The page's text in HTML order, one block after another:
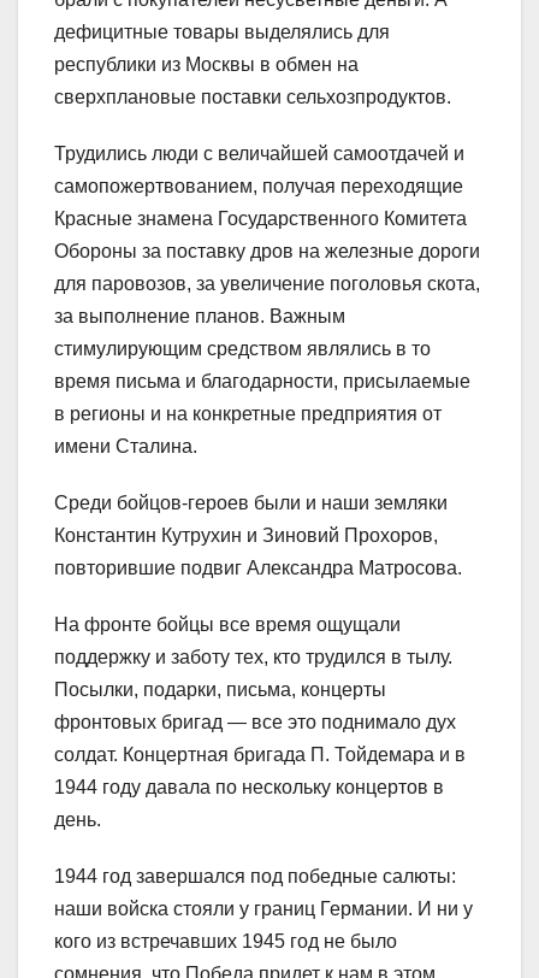
дефицитные товары выделялись для
республики из Москвы в обмен на
сверхплановые поставки сельхозпродуктов.
Трудились люди с величайшей самоотдачей и
самопожертвованием, получая переходящие
Красные знамена Государственного Комитета
Обороны за поставку дров на железные дороги
для паровозов, за увеличение поголовья скота,
за выполнение планов. Важным
стимулирующим средством являлись в то
время письма и благодарности, присылаемые
в регионы и на конкретные предприятия от
имени Сталина.
Среди бойцов-героев были и наши земляки
Константин Кутрухин и Зиновий Прохоров,
повторившие подвиг Александра Матросова.
На фронте бойцы все время ощущали
поддержку и заботу тех, кто трудился в тылу.
Посылки, подарки, письма, концерты
фронтовых бригад — все это поднимало дух
солдат. Концертная бригада П. Тойдемара и в
1944 году давала по нескольку концертов в
день.
1944 год завершался под победные салюты:
наши войска стояли у границ Германии. И ни у
кого из встречавших 1945 год не было
сомнения, что Победа придет к нам в этом